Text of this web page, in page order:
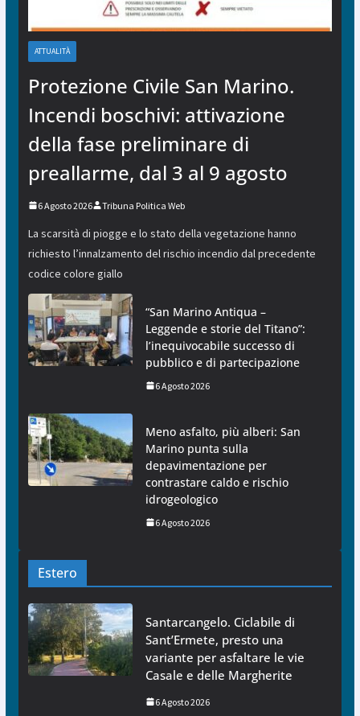
ATTUALITÀ
Protezione Civile San Marino.
Incendi boschivi: attivazione
della fase preliminare di
preallarme, dal 3 al 9 agosto
6 Agosto 2026 Tribuna Politica Web
La scarsità di piogge e lo stato della vegetazione hanno
richiesto l’innalzamento del rischio incendio dal precedente
codice colore giallo
“San Marino Antiqua –
Leggende e storie del Titano”:
l’inequivocabile successo di
pubblico e di partecipazione
6 Agosto 2026
Meno asfalto, più alberi: San
Marino punta sulla
depavimentazione per
contrastare caldo e rischio
idrogeologico
6 Agosto 2026
Estero
Santarcangelo. Ciclabile di
Sant’Ermete, presto una
variante per asfaltare le vie
Casale e delle Margherite
6 Agosto 2026